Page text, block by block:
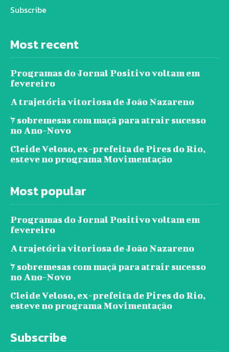
Subscribe
Most recent
Programas do Jornal Positivo voltam em
fevereiro
A trajetória vitoriosa de João Nazareno
7 sobremesas com maçã para atrair sucesso
no Ano-Novo
Cleide Veloso, ex-prefeita de Pires do Rio,
esteve no programa Movimentação
Most popular
Programas do Jornal Positivo voltam em
fevereiro
A trajetória vitoriosa de João Nazareno
7 sobremesas com maçã para atrair sucesso
no Ano-Novo
Cleide Veloso, ex-prefeita de Pires do Rio,
esteve no programa Movimentação
Subscribe